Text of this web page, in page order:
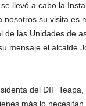
llevó a cabo la
nosotros su visita
de las Unidades de
mensaje el alcalde
del DIF
más lo